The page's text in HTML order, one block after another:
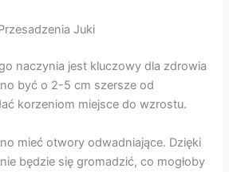
Juki
naczynia jest kluczowy dla zdrowia
być o 2-5 cm szersze od
korzeniom miejsce do wzrostu.
mieć otwory odwadniające. Dzięki
będzie się gromadzić, co mogłoby